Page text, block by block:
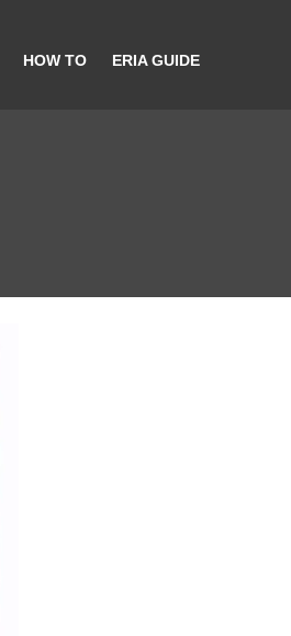
HOW TO ERIA GUIDE